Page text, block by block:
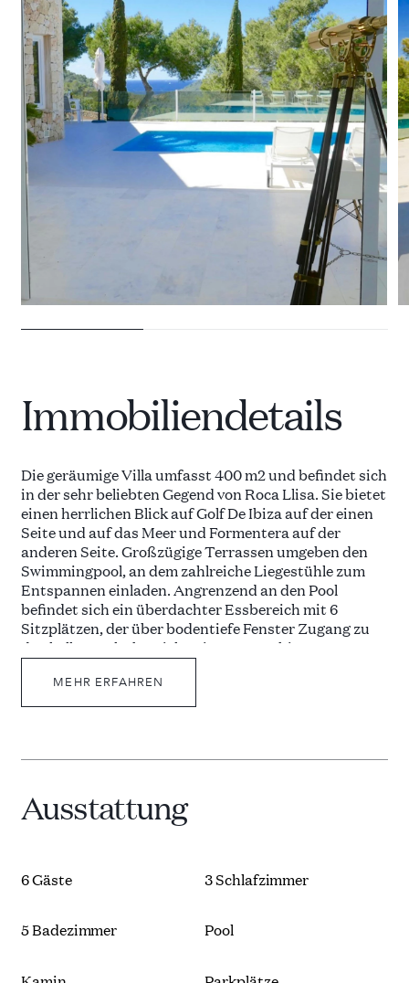
28 VILLEN ZU VERMIETEN
Immobiliendetails
Die geräumige Villa umfasst 400 m2 und befindet sich
in der sehr beliebten Gegend von Roca Llisa. Sie bietet
einen herrlichen Blick auf Golf De Ibiza auf der einen
Seite und auf das Meer und Formentera auf der
anderen Seite. Großzügige Terrassen umgeben den
Swimmingpool, an dem zahlreiche Liegestühle zum
Entspannen einladen. Angrenzend an den Pool
befindet sich ein überdachter Essbereich mit 6
Sitzplätzen, der über bodentiefe Fenster Zugang zu
den hellen Wohnbereichen im Inneren bietet.
4 Personen und Zugang zur Poolterrasse. Es sind drei
und mit eigenem Bad. Die Villa befindet sich in
idyllischer Lage an der Ostküste Ibizas. Sie ist nur
eine kurze Fahrt von einigen der besten Strände und
Trendige Bars, Restaurants und Clubs sind in nur 10
Minuten Autofahrt zu erreichen.
MEHR ERFAHREN
Ausstattung
6 Gäste 3 Schlafzimmer
5 Badezimmer Pool